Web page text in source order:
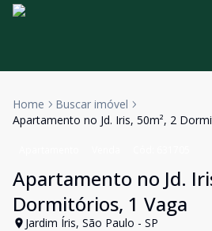
Home
Buscar imóvel
Apartamento no Jd. Iris, 50m², 2
Apartamento no Jd.
Dormitórios, 1 Vaga
Jardim Íris, São Paulo - SP